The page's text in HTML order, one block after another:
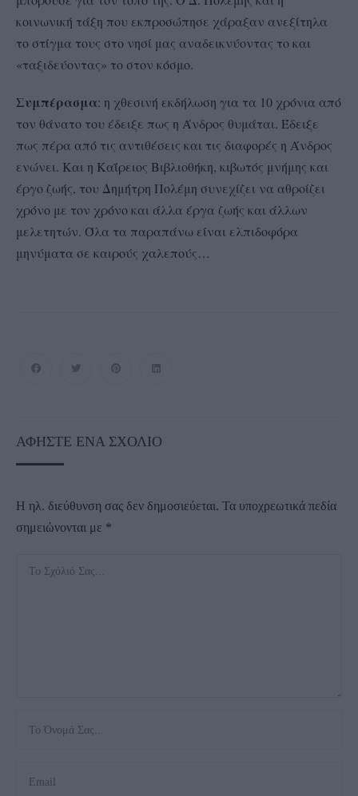
κοινωνική τάξη που εκπροσώπησε χάραξαν ανεξίτηλα
το στίγμα τους στο νησί μας αναδεικνύοντας το και
«ταξιδεύοντας» το στον κόσμο.
Συμπέρασμα: η χθεσινή εκδήλωση για τα 10 χρόνια από
τον θάνατο του έδειξε πως η Άνδρος θυμάται. Έδειξε
πως πέρα από τις αντιθέσεις και τις διαφορές η Άνδρος
ενώνει. Και η Καΐρειος Βιβλιοθήκη, κιβωτός μνήμης και
έργο ζωής, του Δημήτρη Πολέμη συνεχίζει να αθροίζει
χρόνο με τον χρόνο και άλλα έργα ζωής και άλλων
μελετητών. Όλα τα παραπάνω είναι ελπιδοφόρα
μηνύματα σε καιρούς χαλεπούς…
ΑΦΉΣΤΕ ΈΝΑ ΣΧΌΛΙΟ
Η ηλ. διεύθυνση σας δεν δημοσιεύεται. Τα υποχρεωτικά πεδία
σημειώνονται με *